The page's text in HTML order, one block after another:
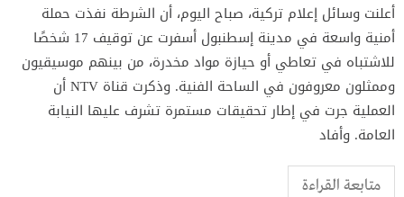
أعلنت وسائل إعلام تركية، صباح اليوم، أن الشرطة نفذت حملة
أمنية واسعة في مدينة إسطنبول أسفرت عن توقيف 17 شخصًا
للاشتباه في تعاطي أو حيازة مواد مخدرة، من بينهم موسيقيون
وممثلون معروفون في الساحة الفنية. وذكرت قناة NTV أن
العملية جرت في إطار تحقيقات مستمرة تشرف عليها النيابة
العامة. وأفاد
متابعة القراءة